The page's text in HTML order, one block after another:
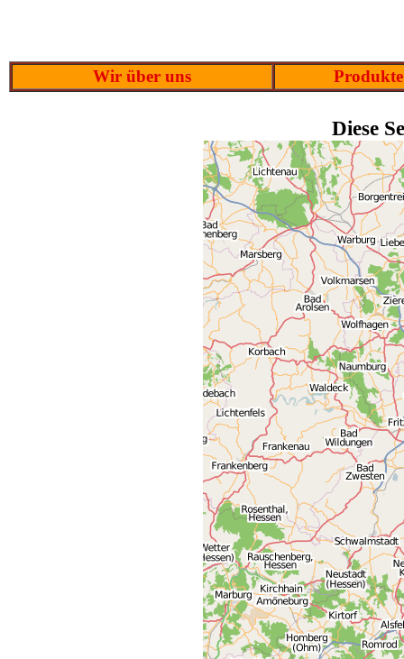
Wir über uns Produkte
Diese